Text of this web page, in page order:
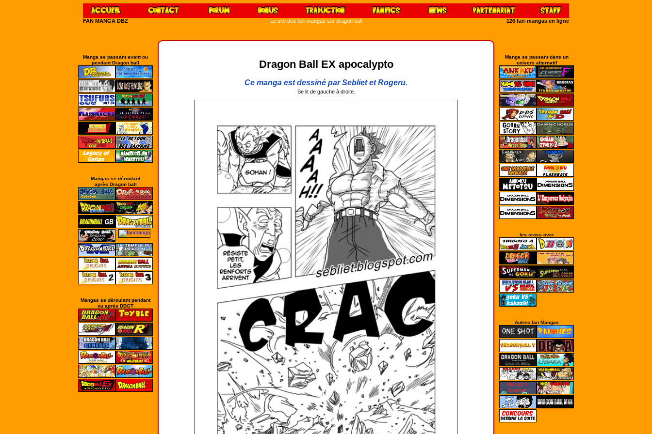
FAN MANGA DBZ Le site des fan-mangas sur dragon ball 126 fan-mangas en ligne
Manga se passant dans un
univers alternatif
les cross over
Autres fan Mangas
Manga se passant avant ou
pendant Dragon ball
Mangas se déroulant
après Dragon ball
Mangas se déroulant pendant
ou après DBGT
Dragon Ball EX apocalypto
Ce manga est dessiné par Sebliet et Rogeru.
Se lit de gauche à droite.